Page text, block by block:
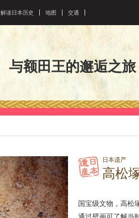
解读日本历史 地图 交通
与额田王的邂逅之旅
日本遗产
高松
国宝级文物，高松